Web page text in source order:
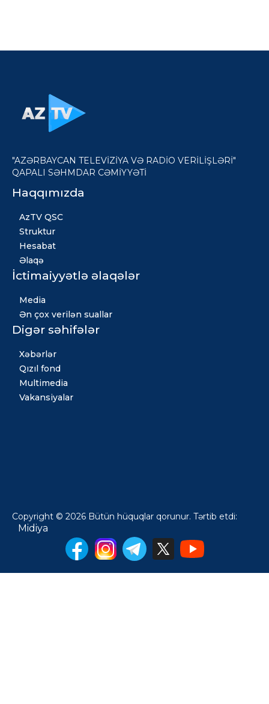
"AZƏRBAYCAN TELEVİZİYA VƏ RADİO VERİLİŞLƏRİ"
QAPALI SƏHMDAR CƏMİYYƏTİ
Haqqımızda
AzTV QSC
Struktur
Hesabat
Əlaqə
İctimaiyyətlə əlaqələr
Media
Ən çox verilən suallar
Digər səhifələr
Xəbərlər
Qızıl fond
Multimedia
Vakansiyalar
Copyright © 2026 Bütün hüquqlar qorunur. Tərtib etdi:
Midiya